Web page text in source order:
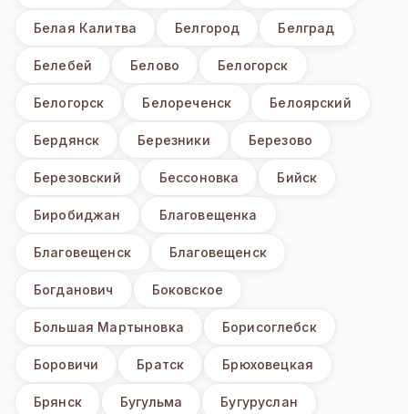
Белая Калитва Белгород Белград
Белебей Белово Белогорск
Белогорск Белореченск Белоярский
Бердянск Березники Березово
Березовский Бессоновка Бийск
Биробиджан Благовещенка
Благовещенск Благовещенск
Богданович Боковское
Большая Мартыновка Борисоглебск
Боровичи Братск Брюховецкая
Брянск Бугульма Бугуруслан